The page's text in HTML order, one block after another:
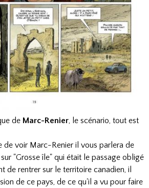
de Marc-Renier, le scénario, tout est
de voir Marc-Renier il vous parlera de
"Grosse île" qui était le passage obligé
de rentrer sur le territoire canadien, il
de ce pays, de ce qu'il a vu pour faire